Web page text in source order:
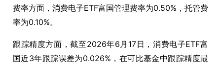
费率方面，消费电子ETF富国管理费率为0.50%，托管费
率为0.10%。
跟踪精度方面，截至2026年6月17日，消费电子ETF富
国近3年跟踪误差为0.026%，在可比基金中跟踪精度最